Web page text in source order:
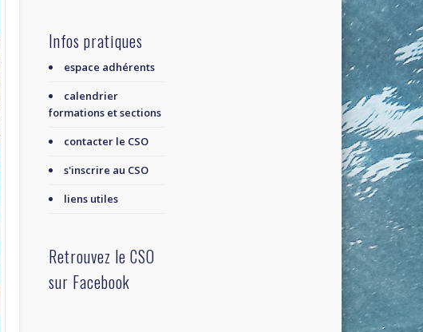
Infos pratiques
espace adhérents
calendrier
formations et sections
contacter le CSO
s'inscrire au CSO
liens utiles
Retrouvez le CSO
sur Facebook